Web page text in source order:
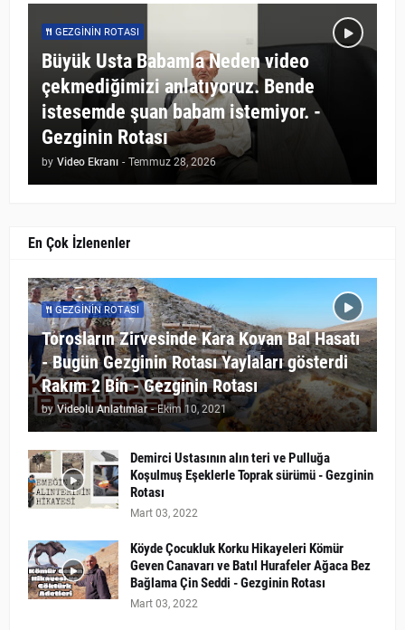
GEZGININ ROTASI
Büyük Usta Babamla Neden video
çekmediğimizi anlatıyoruz. Bende
istesemde şuan babam istemiyor. -
Gezginin Rotası
by Video Ekranı - Temmuz 28, 2026
En Çok İzlenenler
GEZGININ ROTASI
Torosların Zirvesinde Kara Kovan Bal Hasatı
- Bugün Gezginin Rotası Yaylaları gösterdi
Rakım 2 Bin - Gezginin Rotası
by Videolu Anlatımlar - Ekim 10, 2021
Demirci Ustasının alın teri ve Pulluğa
Koşulmuş Eşeklerle Toprak sürümü - Gezginin
Rotası
Mart 03, 2022
Köyde Çocukluk Korku Hikayeleri Kömür
Geven Canavarı ve Batıl Hurafeler Ağaca Bez
Bağlama Çin Seddi - Gezginin Rotası
Mart 03, 2022